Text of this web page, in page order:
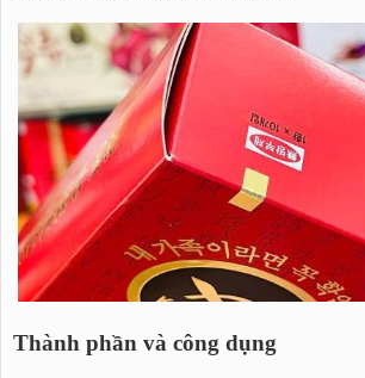
Thành phần và công dụng